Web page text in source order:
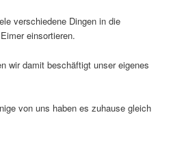
verschiedene Dingen in die
einsortieren.
wir damit beschäftigt unser eigenes
von uns haben es zuhause gleich